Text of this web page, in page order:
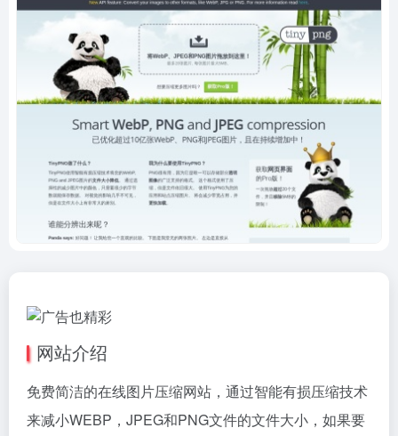
网站介绍
免费简洁的在线图片压缩网站，通过智能有损压缩技术
来减小WEBP，JPEG和PNG文件的文件大小，如果要